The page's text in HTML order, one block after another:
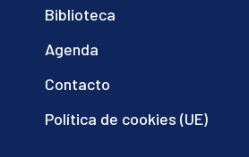
Biblioteca
Agenda
Contacto
Política de cookies (UE)